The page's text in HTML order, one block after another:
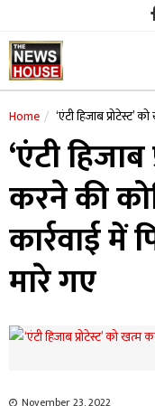
content
Home ‘एंटी हिजाब
‘एंटी
करने की
कार्रवाई
मारे गए
November 23, 2022